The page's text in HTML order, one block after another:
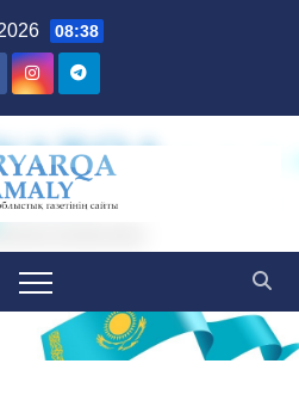
08:38